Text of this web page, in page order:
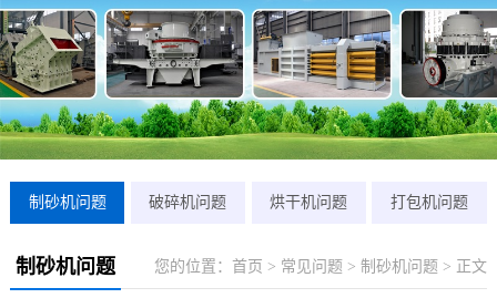
制砂机问题 破碎机问题 烘干机问题 打包机问题
您的位置： 首页 > 常见问题 >制砂机问题 > 正文
制砂机问题